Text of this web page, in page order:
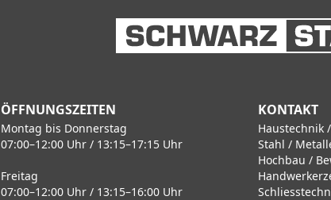
ÖFFNUNGSZEITEN
Montag bis Donnerstag
07:00–12:00 Uhr / 13:15–17:15 Uhr
Freitag
07:00–12:00 Uhr / 13:15–16:00 Uhr
KONTAKT
Haustechnik
Stahl /
Hochbau /